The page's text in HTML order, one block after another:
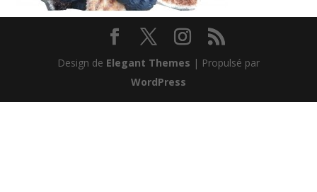
Design de Elegant Themes | Propulsé par
WordPress